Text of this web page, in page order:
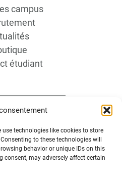
use technologies like cookies to store
to these technologies will
behavior or unique IDs on this
may adversely affect certain
campus
étudiant
LÉGALES